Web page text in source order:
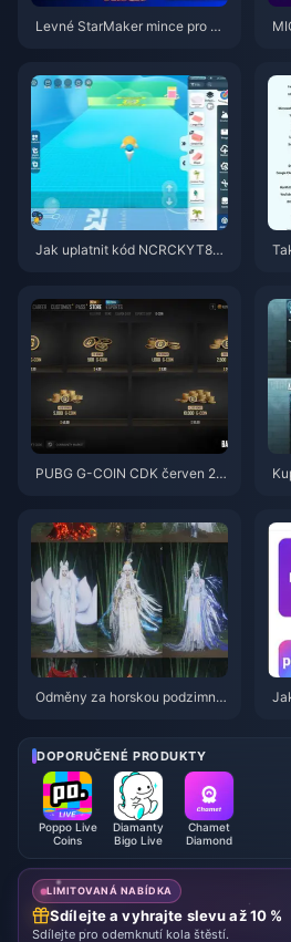
Levné StarMaker mince pro ko
Jak uplatnit kód NCRCKYT8EF
PUBG G-COIN CDK červen 20
Odměny za horskou podzimní
í seznam, měna a priorita
DOPORUČENÉ PRODUKTY
Poppo Live
Coins
Diamanty
Bigo Live
Chamet
Diamond
LIMITOVANÁ NABÍDKA
Sdílejte a vyhrajte slevu až 10 %
Sdílejte pro odemknutí kola štěstí.